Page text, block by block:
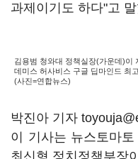
과제이기도 하다"고
김용범 청와대 정책실장(가운데)이
데미스 허사비스 구글 딥마인드 최
(사진=연합뉴스)
박진아 기자
이 기사는 뉴스토마
최신형 정치정책부장